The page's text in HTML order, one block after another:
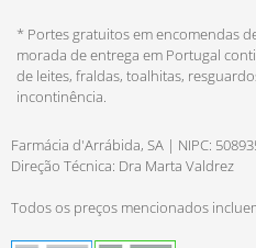
* Portes gratuitos em encomendas
morada de entrega em Portugal
de leites, fraldas, toalhitas,
incontinência.
Farmácia d'Arrábida, SA | NIPC:
Direção Técnica: Dra Marta Valdrez
Todos os preços mencionados